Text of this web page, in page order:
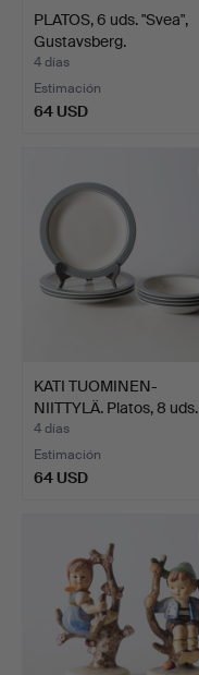
PLATOS, 6 uds. "Svea",
Gustavsberg.
4 días
Estimación
64 USD
KATI TUOMINEN-
NIITTYLÄ. Platos, 8 uds.
"Ko…
4 días
Estimación
64 USD